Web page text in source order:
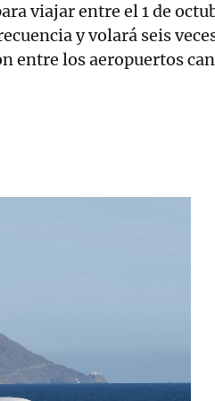
viajar entre el 1 de
y volará seis
entre los aeropuertos